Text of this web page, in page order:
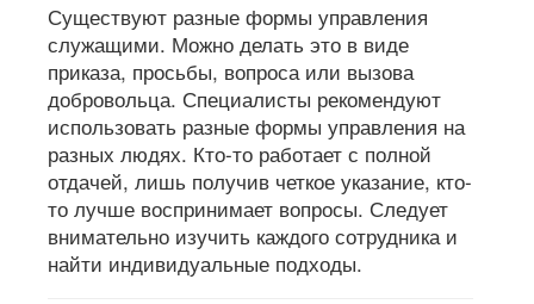
Существуют разные формы управления
служащими. Можно делать это в виде
приказа, просьбы, вопроса или вызова
добровольца. Специалисты рекомендуют
использовать разные формы управления на
разных людях. Кто-то работает с полной
отдачей, лишь получив четкое указание, кто-
то лучше воспринимает вопросы. Следует
внимательно изучить каждого сотрудника и
найти индивидуальные подходы.